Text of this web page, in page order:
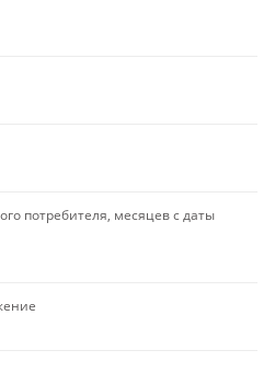
потребителя, месяцев с даты